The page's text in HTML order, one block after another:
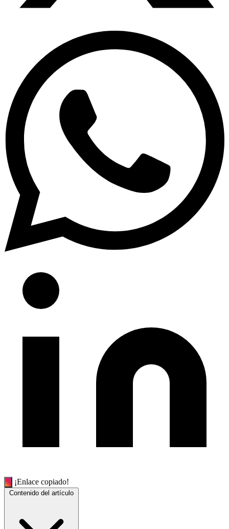
¡Enlace copiado!
Contenido del artículo